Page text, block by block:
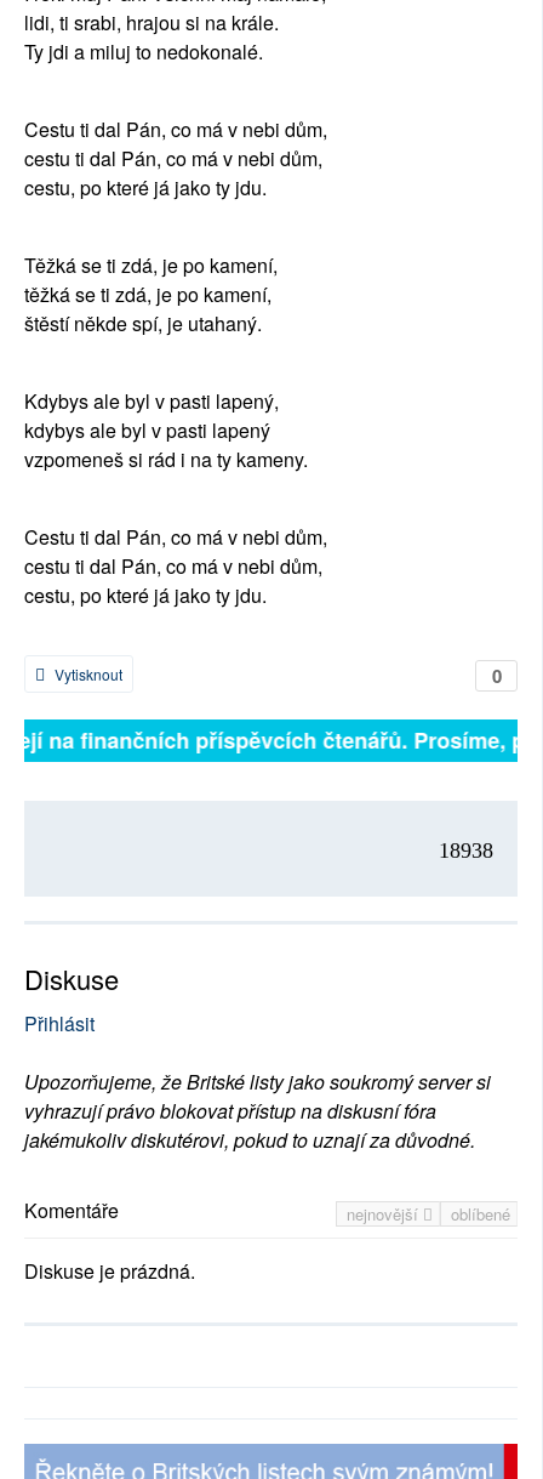
lidi, ti srabi, hrajou si na krále.
Ty jdi a miluj to nedokonalé.
Cestu ti dal Pán, co má v nebi dům,
cestu ti dal Pán, co má v nebi dům,
cestu, po které já jako ty jdu.
Těžká se ti zdá, je po kamení,
těžká se ti zdá, je po kamení,
štěstí někde spí, je utahaný.
Kdybys ale byl v pasti lapený,
kdybys ale byl v pasti lapený
vzpomeneš si rád i na ty kameny.
Cestu ti dal Pán, co má v nebi dům,
cestu ti dal Pán, co má v nebi dům,
cestu, po které já jako ty jdu.
0
Vytisknout
na finančních příspěvcích čtenářů. Prosíme,
18938
Diskuse
Přihlásit
Upozorňujeme, že Britské listy jako soukromý server si
vyhrazují právo blokovat přístup na diskusní fóra
jakémukoliv diskutérovi, pokud to uznají za důvodné.
nejnovější oblíbené
Komentáře
Diskuse je prázdná.